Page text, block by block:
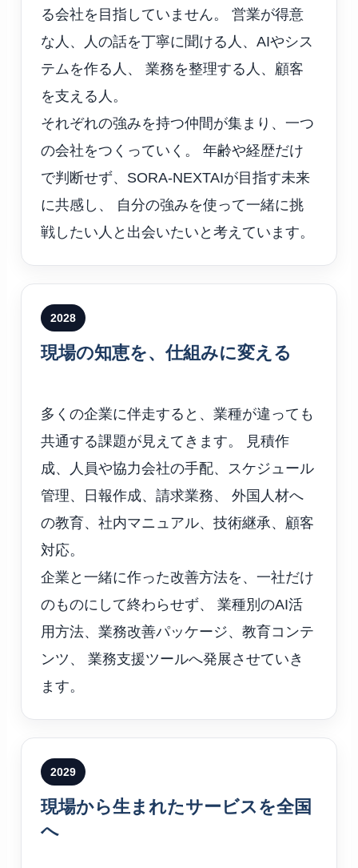
る会社を目指していません。 営業が得意
な人、人の話を丁寧に聞ける人、AIやシス
テムを作る人、 業務を整理する人、顧客
を支える人。
それぞれの強みを持つ仲間が集まり、一つ
の会社をつくっていく。 年齢や経歴だけ
で判断せず、SORA-NEXTAIが目指す未来
に共感し、 自分の強みを使って一緒に挑
戦したい人と出会いたいと考えています。
2028
現場の知恵を、仕組みに変える
多くの企業に伴走すると、業種が違っても
共通する課題が見えてきます。 見積作
成、人員や協力会社の手配、スケジュール
管理、日報作成、請求業務、 外国人材へ
の教育、社内マニュアル、技術継承、顧客
対応。
企業と一緒に作った改善方法を、一社だけ
のものにして終わらせず、 業種別のAI活
用方法、業務改善パッケージ、教育コンテ
ンツ、 業務支援ツールへ発展させていき
ます。
2029
現場から生まれたサービスを全国
へ